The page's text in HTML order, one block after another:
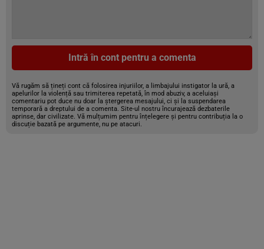
Intră în cont pentru a comenta
Vă rugăm să țineți cont că folosirea injuriilor, a limbajului instigator la ură, a
apelurilor la violență sau trimiterea repetată, în mod abuziv, a aceluiași
comentariu pot duce nu doar la ștergerea mesajului, ci și la suspendarea
temporară a dreptului de a comenta. Site-ul nostru încurajează dezbaterile
aprinse, dar civilizate. Vă mulțumim pentru înțelegere și pentru contribuția la o
discuție bazată pe argumente, nu pe atacuri.